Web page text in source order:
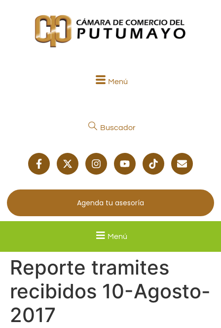
Menú
Buscador
Agenda tu asesoría
Menú
Reporte tramites
recibidos 10-Agosto-
2017